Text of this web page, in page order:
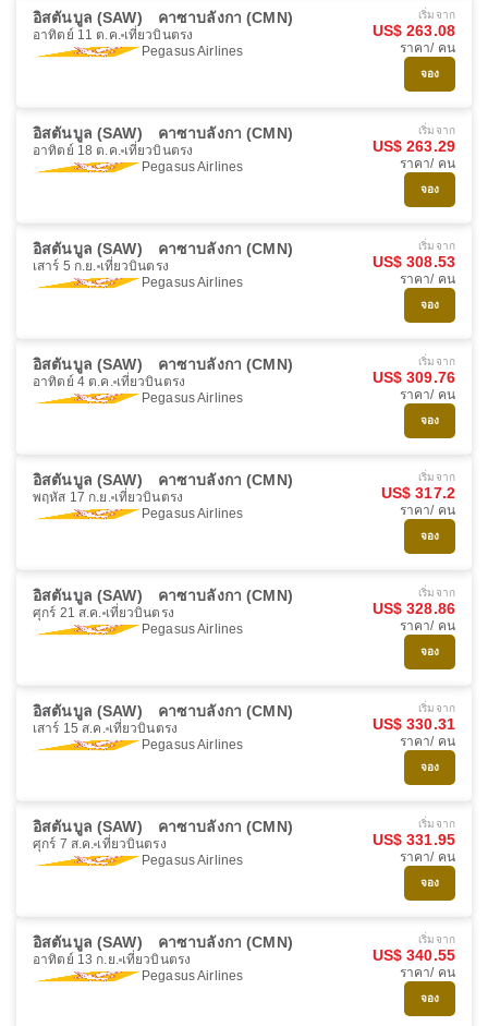
อิสตันบูล (SAW) คาซาบลังกา (CMN)
อาทิตย์ 11 ต.ค. เที่ยวบินตรง
Pegasus Airlines
เริ่มจาก
US$ 263.08
ราคา/ คน
จอง
อิสตันบูล (SAW) คาซาบลังกา (CMN)
อาทิตย์ 18 ต.ค. เที่ยวบินตรง
Pegasus Airlines
เริ่มจาก
US$ 263.29
ราคา/ คน
จอง
อิสตันบูล (SAW) คาซาบลังกา (CMN)
เสาร์ 5 ก.ย. เที่ยวบินตรง
Pegasus Airlines
เริ่มจาก
US$ 308.53
ราคา/ คน
จอง
อิสตันบูล (SAW) คาซาบลังกา (CMN)
อาทิตย์ 4 ต.ค. เที่ยวบินตรง
Pegasus Airlines
เริ่มจาก
US$ 309.76
ราคา/ คน
จอง
อิสตันบูล (SAW) คาซาบลังกา (CMN)
พฤหัส 17 ก.ย. เที่ยวบินตรง
Pegasus Airlines
เริ่มจาก
US$ 317.2
ราคา/ คน
จอง
อิสตันบูล (SAW) คาซาบลังกา (CMN)
ศุกร์ 21 ส.ค. เที่ยวบินตรง
Pegasus Airlines
เริ่มจาก
US$ 328.86
ราคา/ คน
จอง
อิสตันบูล (SAW) คาซาบลังกา (CMN)
เสาร์ 15 ส.ค. เที่ยวบินตรง
Pegasus Airlines
เริ่มจาก
US$ 330.31
ราคา/ คน
จอง
อิสตันบูล (SAW) คาซาบลังกา (CMN)
ศุกร์ 7 ส.ค. เที่ยวบินตรง
Pegasus Airlines
เริ่มจาก
US$ 331.95
ราคา/ คน
จอง
อิสตันบูล (SAW) คาซาบลังกา (CMN)
อาทิตย์ 13 ก.ย. เที่ยวบินตรง
Pegasus Airlines
เริ่มจาก
US$ 340.55
ราคา/ คน
จอง